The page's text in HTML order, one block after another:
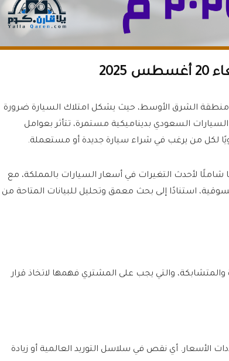
منطقة الشرق الأوسط، حيث يشكل امتلاك السيارة ضرورة
السعودي بديناميكية مستمرة، تتأثر بعوامل
لكل من يرغب في شراء سيارة جديدة أو مستعملة.
20 أغسطس 2025، نُقدم لكم تحليلًا شاملًا لأحدث التغيرات في أسعار السيارات بالمملكة، مع
استنادًا إلى بحث معمق وتحليل للبيانات المتاحة من
والتي يجب على المشتري فهمها لاتخاذ قرار
الأسعار. أي نقص في سلاسل التوريد العالمية أو زيادة